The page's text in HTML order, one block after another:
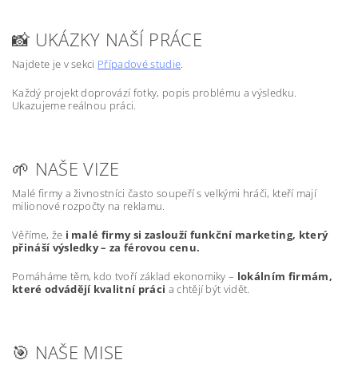
📸 UKÁZKY NAŠÍ PRÁCE
Najdete je v sekci Případové studie.
Každý projekt doprovází fotky, popis problému a výsledku.
Ukazujeme reálnou práci.
🌱 NAŠE VIZE
Malé firmy a živnostníci často soupeří s velkými hráči, kteří mají
milionové rozpočty na reklamu.
Věříme, že i malé firmy si zaslouží funkční marketing, který
přináší výsledky – za férovou cenu.
Pomáháme těm, kdo tvoří základ ekonomiky – lokálním firmám,
které odvádějí kvalitní práci a chtějí být vidět.
🎯 NAŠE MISE